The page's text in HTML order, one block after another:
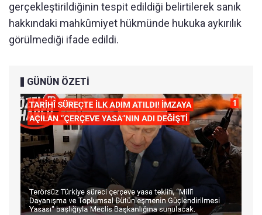
gerçekleştirildiğinin tespit edildiği belirtilerek sanık
hakkındaki mahkûmiyet hükmünde hukuka aykırılık
görülmediği ifade edildi.
GÜNÜN ÖZETİ